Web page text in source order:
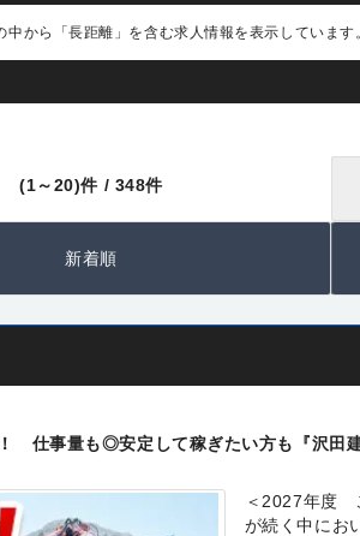
中から 「長距離」 を含む求人情報を表示しています
(1～20)件 / 348件
新着順
仕事量も◎安定して稼ぎたい方も『沢田
＜2027年度
が続く中にお